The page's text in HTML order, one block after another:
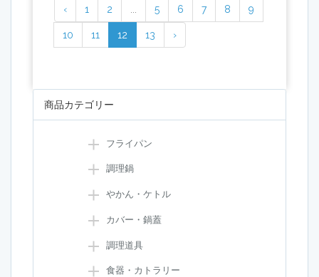
‹ 1 2 5 6 7 8 9
10 11 12 13 ›
商品カテゴリー
フライパン
調理鍋
やかん・ケトル
カバー・鍋蓋
調理道具
食器・カトラリー